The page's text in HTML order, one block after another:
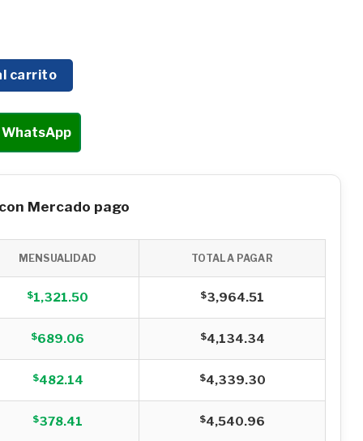
Doble Varilla Motorizada 1Hp De 2 Tiempos 26 CC
carrito
Mercado pago
MENSUALIDAD TOTAL A PAGAR
$1,321.50 $3,964.51
$689.06 $4,134.34
$482.14 $4,339.30
$378.41 $4,540.96